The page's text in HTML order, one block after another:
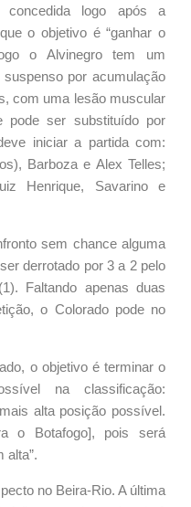
concedida logo após a
o objetivo é “ganhar o
o Alvinegro tem um
por acumulação
com uma lesão muscular
pode ser substituído por
iniciar a partida com:
Barboza e Alex Telles;
Henrique, Savarino e
sem chance alguma
derrotado por 3 a 2 pelo
Faltando apenas duas
o Colorado pode no
o objetivo é terminar o
na classificação:
alta posição possível.
o Botafogo], pois será
alta”.
no Beira-Rio. A última